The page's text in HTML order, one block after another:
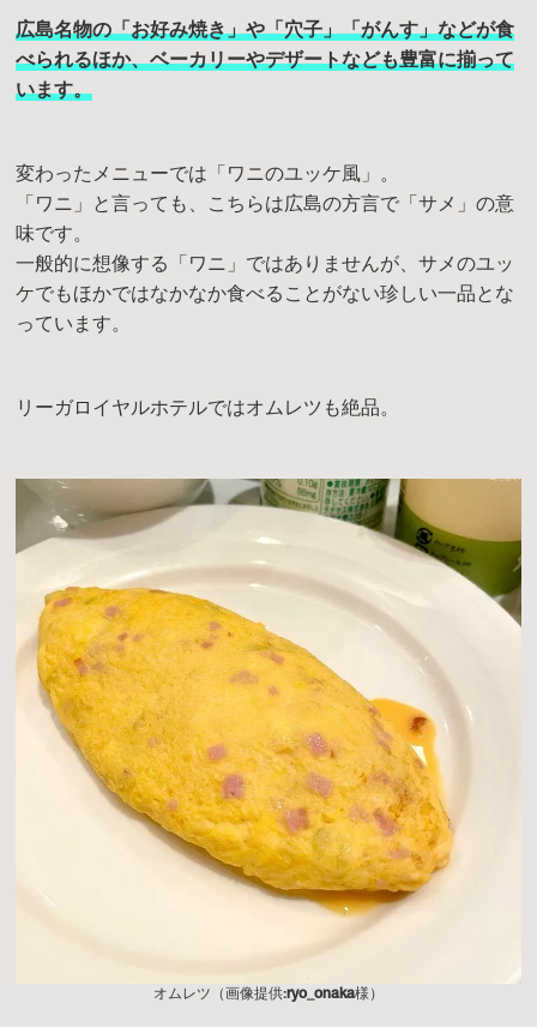
広島名物の「お好み焼き」や「穴子」「がんす」などが食
べられるほか、ベーカリーやデザートなども豊富に揃って
います。
変わったメニューでは「ワニのユッケ風」。
「ワニ」と言っても、こちらは広島の方言で「サメ」の意
味です。
一般的に想像する「ワニ」ではありませんが、サメのユッ
ケでもほかではなかなか食べることがない珍しい一品とな
っています。
リーガロイヤルホテルではオムレツも絶品。
オムレツ（画像提供:ryo_onaka様）